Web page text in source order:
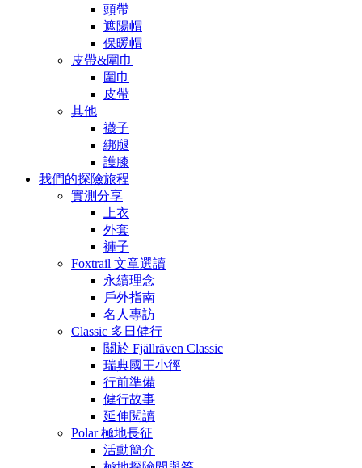
頭帶
遮陽帽
保暖帽
皮帶&圍巾
圍巾
皮帶
其他
襪子
綁腿
護膝
我們的探險旅程
實測分享
上衣
外套
褲子
Foxtrail 文章選讀
永續理念
戶外指南
名人專訪
Classic 多日健行
關於 Fjällräven Classic
瑞典國王小徑
行前準備
健行故事
延伸閱讀
Polar 極地長征
活動簡介